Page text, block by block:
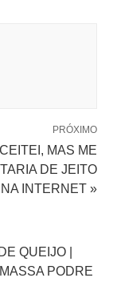
PRÓXIMO
MAS ME
DE JEITO
INTERNET »
QUEIJO |
PODRE